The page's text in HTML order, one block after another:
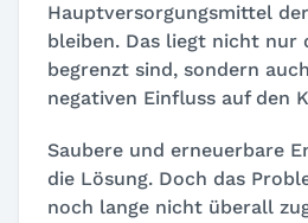
Hauptversorgungsmittel
bleiben. Das liegt nicht nur
begrenzt sind, sondern
negativen Einfluss auf den
Saubere und erneuerbare
die Lösung. Doch das
noch lange nicht überall